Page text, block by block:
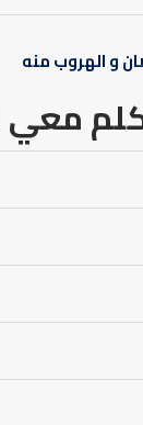
و الهروب منه
معي